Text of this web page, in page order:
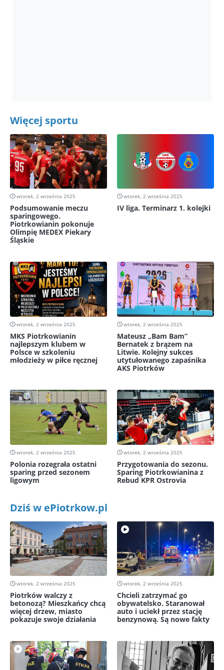
Więcej sportu
wtorek, 2 września 2025
Podsumowanie meczu
sparingowego.
Piotrkowianin pokonuje
Olimpię MEDEX Piekary
Śląskie
wtorek, 2 września 2025
IV liga. Terminarz 1. kolejki
wtorek, 2 września 2025
MKS Piotrkowianin
najlepszym klubem w
Polsce w szkoleniu
młodzieży w piłce ręcznej
wtorek, 2 września 2025
Mateusz „Bam Bam”
Bernatek z brązem na
Litwie. Kolejny sukces
utytułowanego zapaśnika
AKS Piotrków
wtorek, 2 września 2025
Polonia rozegrała ostatni
sparing przed sezonem
ligowym
wtorek, 2 września 2025
Przygotowania do sezonu.
Sparing Piotrkowianina z
Rebud KPR Ostrovia
Dziś w ePiotrkow.pl
wtorek, 2 września 2025
Piotrków walczy z
betonozą? Mieszkańcy chcą
więcej drzew, miasto
pokazuje swoje działania
wtorek, 2 września 2025
Chcieli zatrzymać go
obywatelsko. Staranował
auto i uciekł przez stację
benzynową. Są nowe fakty